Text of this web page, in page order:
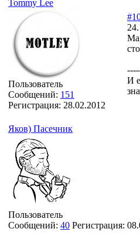
Tommy Lee
Пользователь
Сообщений: 151
Регистрация: 28.02.2012
И
Яков) Пасечник
Пользователь
Сообщений: 40 Регистрация: